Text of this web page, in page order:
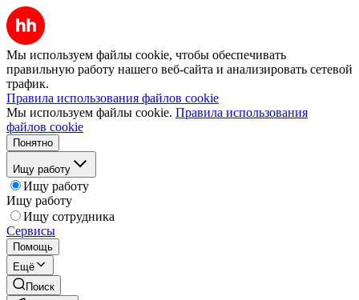
Мы используем файлы cookie, чтобы обеспечивать
правильную работу нашего веб-сайта и анализировать сетевой
трафик.
Правила использования файлов cookie
Мы используем файлы cookie. Правила использования
файлов cookie
Понятно
Ищу работу
Ищу работу
Ищу работу
Ищу сотрудника
Сервисы
Помощь
Ещё
Поиск